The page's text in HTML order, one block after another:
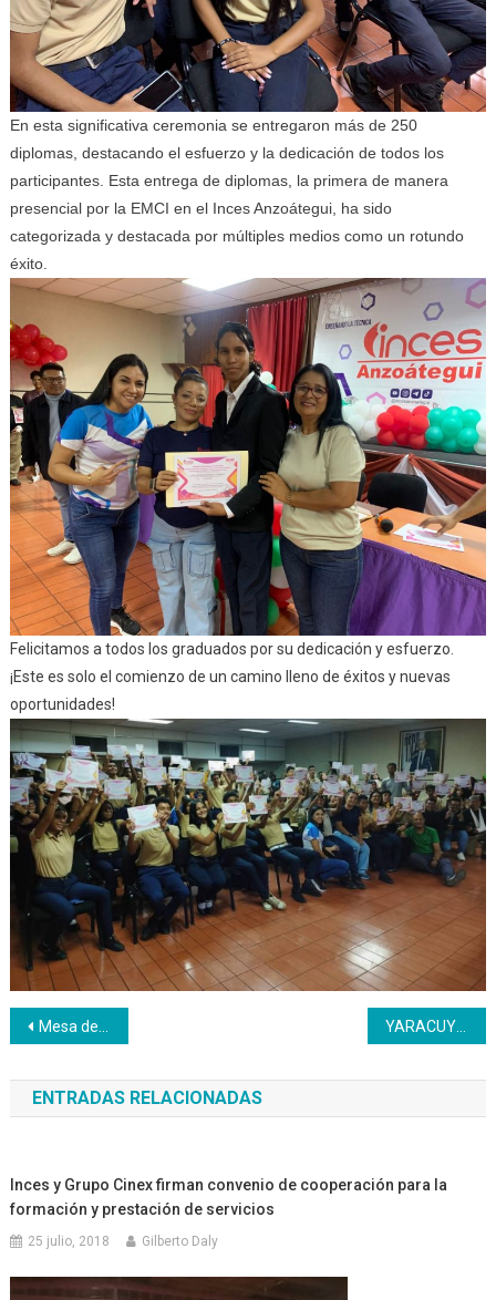
En esta significativa ceremonia se entregaron más de 250
diplomas, destacando el esfuerzo y la dedicación de todos los
participantes. Esta entrega de diplomas, la primera de manera
presencial por la EMCI en el Inces Anzoátegui, ha sido
categorizada y destacada por múltiples medios como un rotundo
éxito.
Felicitamos a todos los graduados por su dedicación y esfuerzo.
¡Este es solo el comienzo de un camino lleno de éxitos y nuevas
oportunidades!
Navegación
de
entradas
Mesa de diálogo para hablar de formación técnica profesional convocó a expertos YARACUY | Escuela de Medios y Comunicación Inces hizo entrega de diplomas
ENTRADAS RELACIONADAS
Inces y Grupo Cinex firman convenio de cooperación para la
formación y prestación de servicios
25 julio, 2018 Gilberto Daly